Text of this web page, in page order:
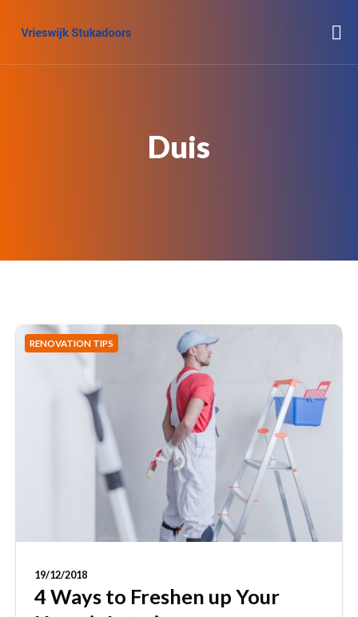
Duis
RENOVATION TIPS
19/12/2018
4 Ways to Freshen up Your